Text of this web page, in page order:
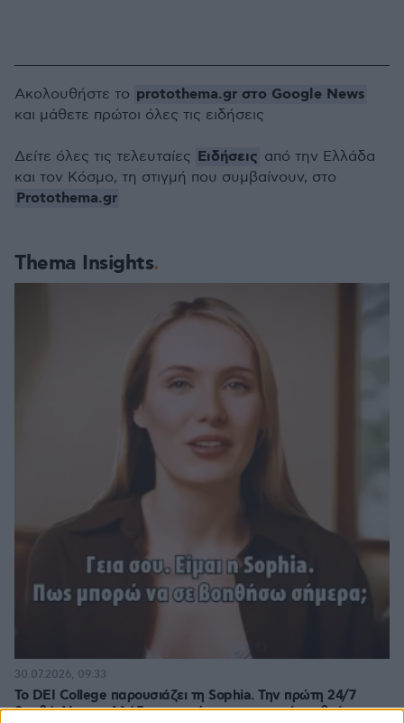
Thema Insights
Το DEI College παρουσιάζει τη Sophia. Την πρώτη 24/7
βοηθό AI που αλλάζει τον τρόπο με τον οποίο μαθαίνουν οι
30.07.2026, 09:33
Ακολουθήστε το protothema.gr στο Google News
και μάθετε πρώτοι όλες τις ειδήσεις
Δείτε όλες τις τελευταίες Ειδήσεις από την Ελλάδα
και τον Κόσμο, τη στιγμή που συμβαίνουν, στο
Protothema.gr